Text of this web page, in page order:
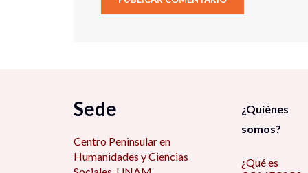
Sede
Centro Peninsular en
Humanidades y Ciencias
¿Quiénes
somos?
¿Qué es